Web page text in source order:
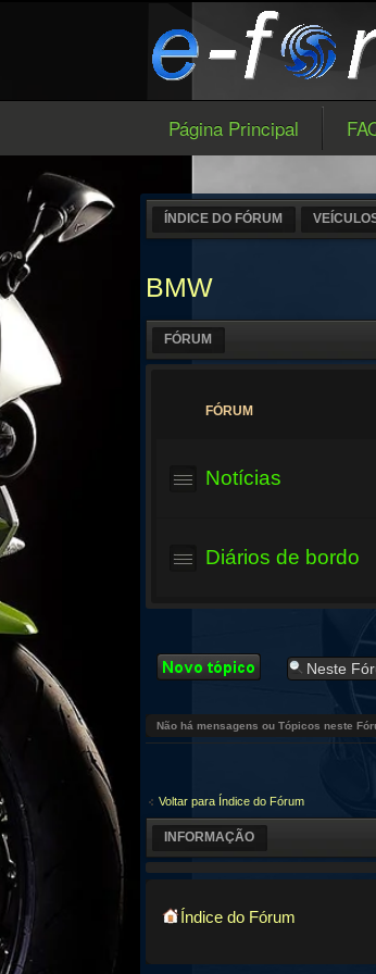
Página Principal
ÍNDICE DO FÓRUM
BMW
FÓRUM
FÓRUM
Notícias
Diários de bordo
Criar um novo
Tópico
Não há mensagens ou Tópicos neste
Voltar para Índice do Fórum
INFORMAÇÃO
Índice do Fórum